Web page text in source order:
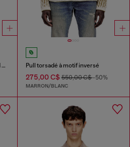
Jeans Relaxed Taille Basse 2001 D-Macro Pull torsadé à motif inversé
275,00 C$550,00 C$-50%
MARRON/BLANC